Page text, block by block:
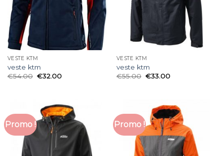
VESTE KTM
veste ktm
€54.00 €32.00
VESTE KTM
veste ktm
€55.00 €33.00
Promo ! Promo !